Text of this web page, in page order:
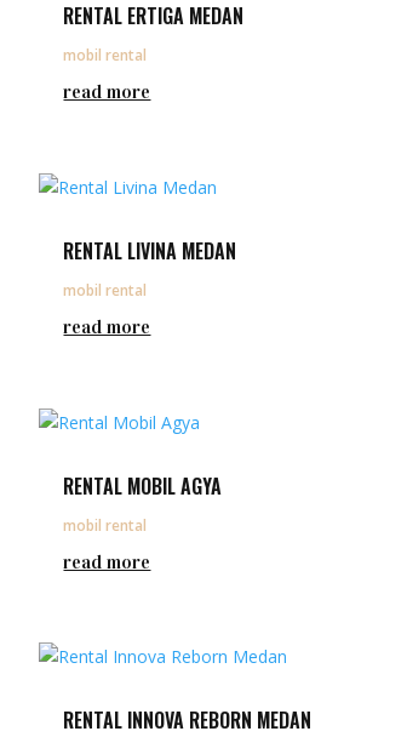
RENTAL ERTIGA MEDAN
mobil rental
read more
RENTAL LIVINA MEDAN
mobil rental
read more
RENTAL MOBIL AGYA
mobil rental
read more
RENTAL INNOVA REBORN MEDAN